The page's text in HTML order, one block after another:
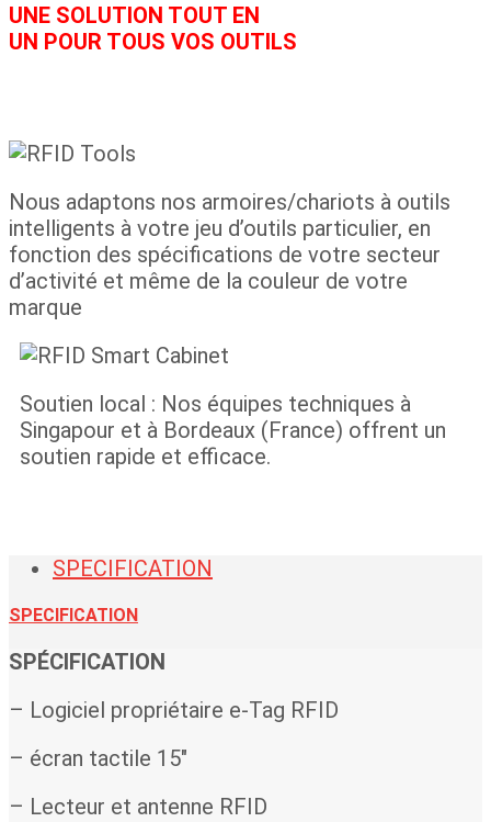
UNE SOLUTION TOUT EN
UN POUR TOUS VOS OUTILS
Nous adaptons nos armoires/chariots à outils
intelligents à votre jeu d’outils particulier, en
fonction des spécifications de votre secteur
d’activité et même de la couleur de votre
marque
Soutien local : Nos équipes techniques à
Singapour et à Bordeaux (France) offrent un
soutien rapide et efficace.
SPECIFICATION
SPECIFICATION
SPÉCIFICATION
– Logiciel propriétaire e-Tag RFID
– écran tactile 15″
– Lecteur et antenne RFID